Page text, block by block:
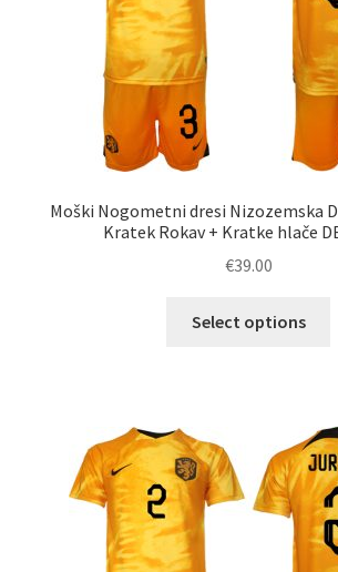
Moški Nogometni dresi Nizozemska
Kratek Rokav + Kratke hlače
€39.00
Select options